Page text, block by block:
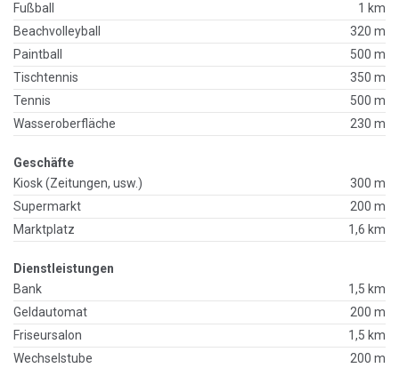
Fußball
1 km
Beachvolleyball
320 m
Paintball
500 m
Tischtennis
350 m
Tennis
500 m
Wasseroberfläche
230 m
Geschäfte
Kiosk (Zeitungen, usw.)
300 m
Supermarkt
200 m
Marktplatz
1,6 km
Dienstleistungen
Bank
1,5 km
Geldautomat
200 m
Friseursalon
1,5 km
Wechselstube
200 m